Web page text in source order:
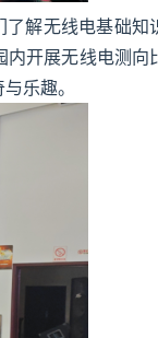
了解无线电基础知
内开展无线电测向
乐趣。